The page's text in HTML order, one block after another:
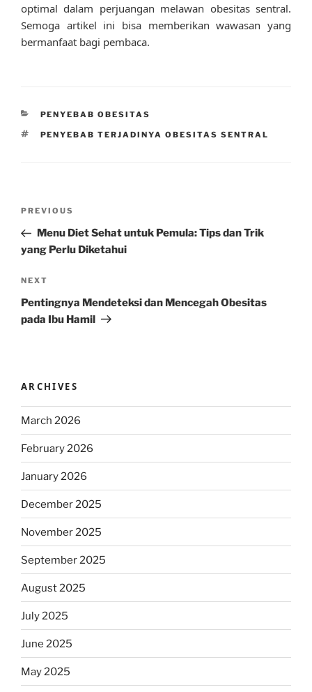
optimal dalam perjuangan melawan obesitas sentral.
Semoga artikel ini bisa memberikan wawasan yang
bermanfaat bagi pembaca.
CATEGORIES
PENYEBAB OBESITAS
TAGS
PENYEBAB TERJADINYA OBESITAS SENTRAL
Previous
Post
PREVIOUS
Menu Diet Sehat untuk Pemula: Tips dan Trik
yang Perlu Diketahui
Next
Post
NEXT
Pentingnya Mendeteksi dan Mencegah Obesitas
pada Ibu Hamil
ARCHIVES
March 2026
February 2026
January 2026
December 2025
November 2025
September 2025
August 2025
July 2025
June 2025
May 2025